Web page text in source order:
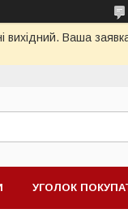
вихідний. Ваша
УГОЛОК